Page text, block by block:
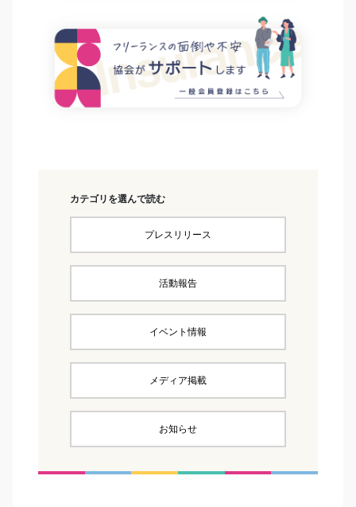
カテゴリを選んで読む
プレスリリース
活動報告
イベント情報
メディア掲載
お知らせ